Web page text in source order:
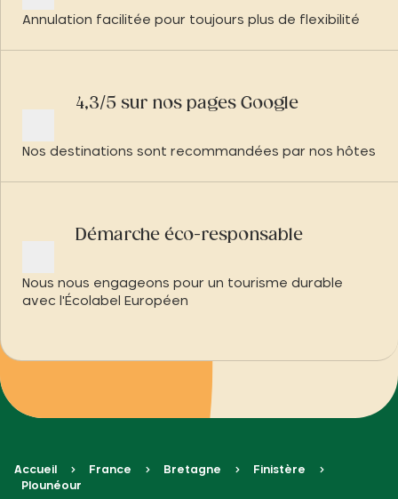
Annulation facilitée pour toujours plus de flexibilité
4,3/5 sur nos pages Google
Nos destinations sont recommandées par nos hôtes
Démarche éco-responsable
Nous nous engageons pour un tourisme durable
avec l'Écolabel Européen
Accueil France Bretagne
Finistère
Plounéour